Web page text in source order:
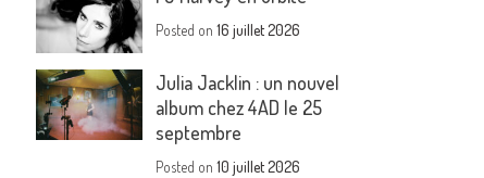
Posted on16 juillet 2026
Julia Jacklin : un nouvel
album chez 4AD le 25
septembre
Posted on10 juillet 2026